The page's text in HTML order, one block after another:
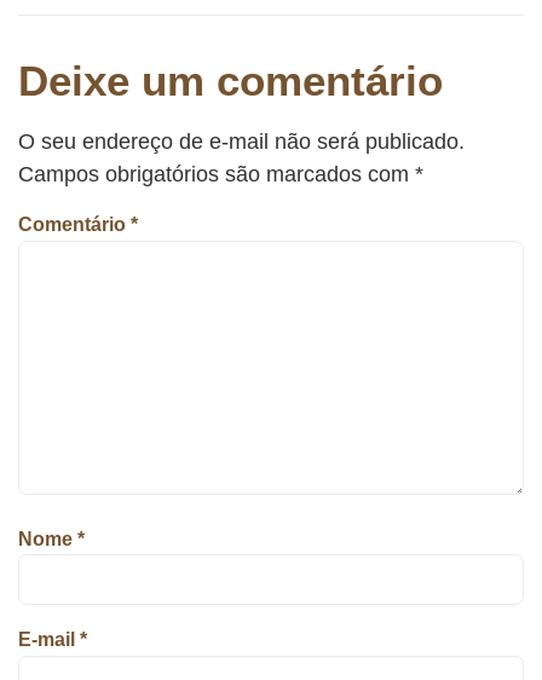
Deixe um comentário
O seu endereço de e-mail não será publicado.
Campos obrigatórios são marcados com *
Comentário *
Nome *
E-mail *